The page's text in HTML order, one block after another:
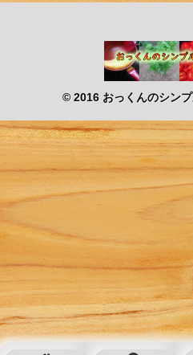
© 2016 おっくんのシン